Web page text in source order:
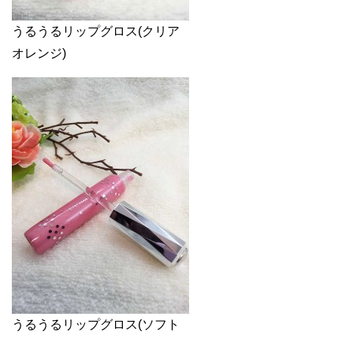
うるうるリップグロス(クリア
オレンジ)
うるうるリップグロス(ソフト